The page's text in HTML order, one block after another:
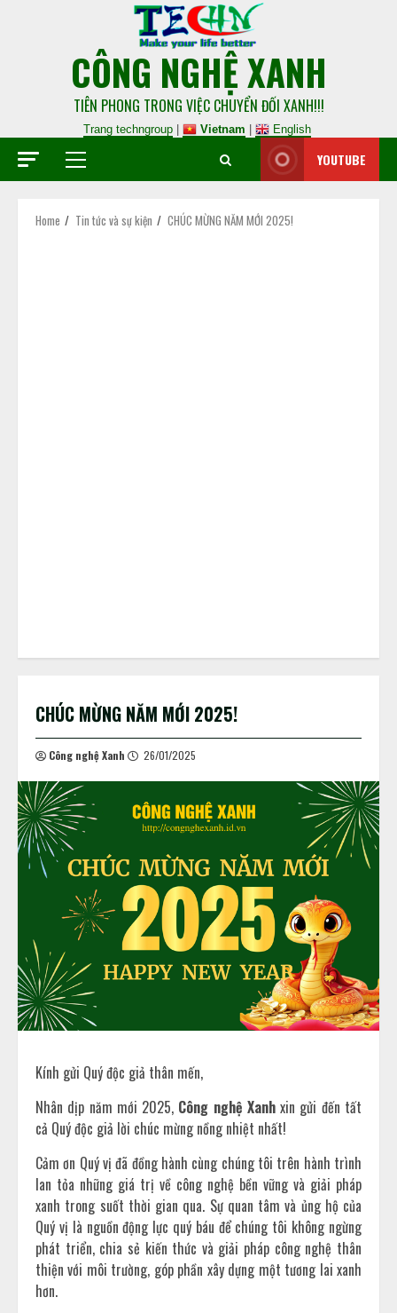
CÔNG NGHỆ XANH
TIÊN PHONG TRONG VIỆC CHUYỂN ĐỐI XANH!!!
Trang techngroup| Vietnam English
YOUTUBE
Home Tin tức và sự kiện CHÚC MỪNG NĂM MỚI 2025!
CHÚC MỪNG NĂM MỚI 2025!
Công nghệ Xanh 26/01/2025
Kính gửi Quý độc giả thân mến,
Nhân dịp năm mới 2025, Công nghệ Xanhxin gửi đến tất
cả Quý độc giả lời chúc mừng nồng nhiệt nhất!
Cảm ơn Quý vị đã đồng hành cùng chúng tôi trên hành trình
lan tỏa những giá trị về công nghệ bền vững và giải pháp
xanh trong suốt thời gian qua. Sự quan tâm và ủng hộ của
Quý vị là nguồn động lực quý báu để chúng tôi không ngừng
phát triển, chia sẻ kiến thức và giải pháp công nghệ thân
thiện với môi trường, góp phần xây dựng một tương lai xanh
hơn.